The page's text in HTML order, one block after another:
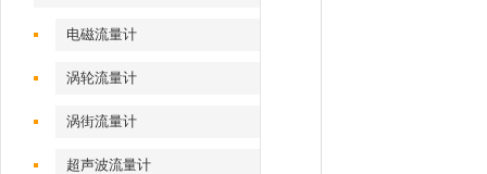
电磁流量计
涡轮流量计
涡街流量计
超声波流量计